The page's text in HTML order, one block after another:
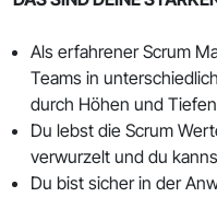
Als erfahrener Scrum
Teams in
durch Höhen und
Du lebst die Scrum
verwurzelt und du
Du bist sicher in der